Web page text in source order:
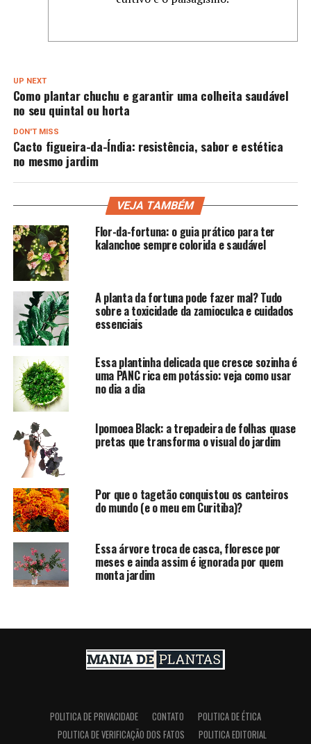
UP NEXT
Como plantar chuchu e garantir uma colheita saudável
no seu quintal ou horta
DON'T MISS
Cacto figueira-da-Índia: resistência, sabor e estética
no mesmo jardim
VEJA TAMBÉM
Flor-da-fortuna: o guia prático para ter
kalanchoe sempre colorida e saudável
A planta da fortuna pode fazer mal? Tudo
sobre a toxicidade da zamioculca e cuidados
essenciais
Essa plantinha delicada que cresce sozinha é
uma PANC rica em potássio: veja como usar
no dia a dia
Ipomoea Black: a trepadeira de folhas quase
pretas que transforma o visual do jardim
Por que o tagetão conquistou os canteiros
do mundo (e o meu em Curitiba)?
Essa árvore troca de casca, floresce por
meses e ainda assim é ignorada por quem
monta jardim
POLITICA DE PRIVACIDADE CONTATO
POLITICA DE ÉTICA
POLITICA DE VERIFICAÇÃO DOS FATOS
POLITICA EDITORIAL